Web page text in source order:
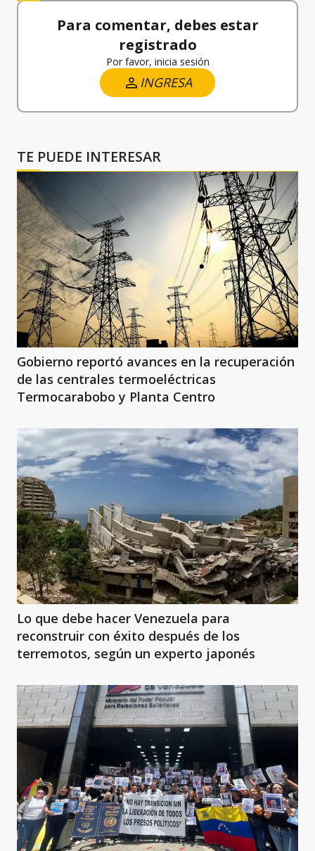
Para comentar, debes estar
registrado
Por favor, inicia sesión
INGRESA
TE PUEDE INTERESAR
Gobierno reportó avances en la recuperación
de las centrales termoeléctricas
Termocarabobo y Planta Centro
Lo que debe hacer Venezuela para
reconstruir con éxito después de los
terremotos, según un experto japonés